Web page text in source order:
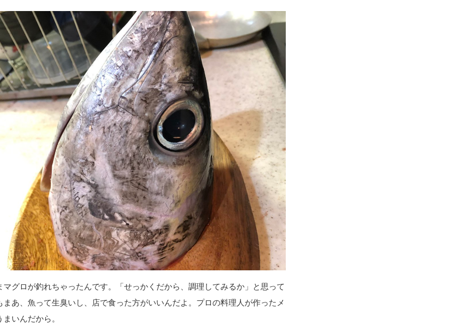
マグロが釣れちゃったんです。「せっかくだから、調理してみるか」と思って
まあ、魚って生臭いし、店で食った方がいいんだよ。プロの料理人が作ったメ
いんだから。